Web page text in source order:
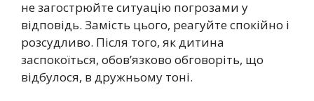
не загострюйте ситуацію погрозами у
відповідь. Замість цього, реагуйте спокійно і
розсудливо. Після того, як дитина
заспокоїться, обов’язково обговоріть, що
відбулося, в дружньому тоні.